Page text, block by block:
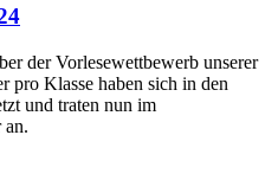
der Vorlesewettbewerb unserer
pro Klasse haben sich in den
und traten nun im
an.